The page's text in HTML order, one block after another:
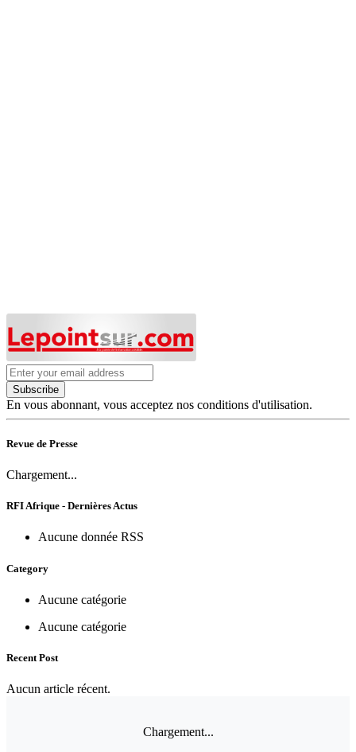
Subscribe
En vous abonnant, vous acceptez nos conditions d'utilisation.
Revue de Presse
Chargement...
RFI Afrique - Dernières Actus
Aucune donnée RSS
Category
Aucune catégorie
Aucune catégorie
Recent Post
Aucun article récent.
Chargement...